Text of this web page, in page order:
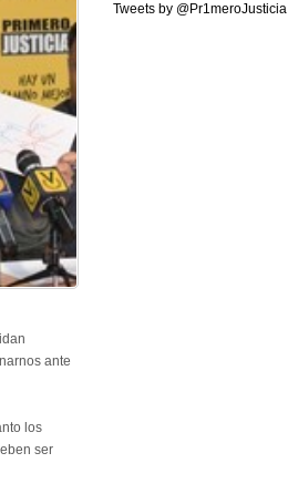
ante
los
ser
Tweets by @Pr1meroJusticia